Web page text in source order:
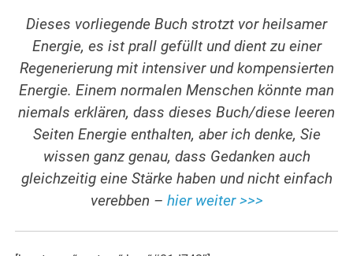
Dieses vorliegende Buch strotzt vor heilsamer
Energie, es ist prall gefüllt und dient zu einer
Regenerierung mit intensiver und kompensierten
Energie. Einem normalen Menschen könnte man
niemals erklären, dass dieses Buch/diese leeren
Seiten Energie enthalten, aber ich denke, Sie
wissen ganz genau, dass Gedanken auch
gleichzeitig eine Stärke haben und nicht einfach
verebben – hier weiter >>>